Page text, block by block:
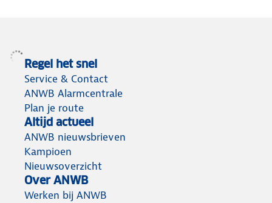
Regel het snel
Service & Contact
ANWB Alarmcentrale
Plan je route
Altijd actueel
ANWB nieuwsbrieven
Kampioen
Nieuwsoverzicht
Over ANWB
Werken bij ANWB